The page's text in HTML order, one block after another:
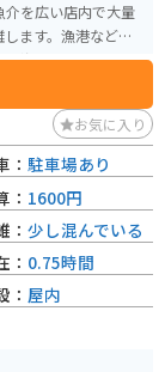
を広い店内で大量
ます。漁港などへ買
海の近くで買うの
時間がないときの
お気に入り
： 駐車場あり
： 1600円
： 少し混んでいる
： 0.75時間
： 屋内